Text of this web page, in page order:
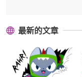
最新的文章